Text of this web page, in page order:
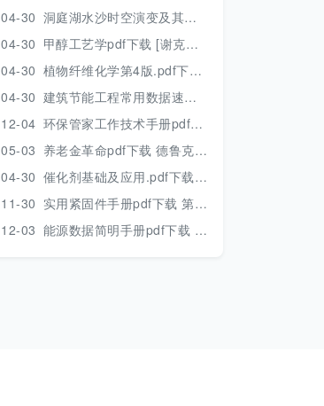
04-30 洞庭湖水沙时空演变及其对水资源安全的影响研究.pdf 胡光伟 著 2017年版
04-30 甲醇工艺学pdf下载 [谢克昌 房鼎业主编] 2010年版
04-30 植物纤维化学第4版.pdf下载 [裴继诚主编] 2012年版
04-30 建筑节能工程常用数据速查手册.pdf下载 [陈慢勤著] 2010年版
12-04 环保管家工作技术手册pdf下载 2019年版
05-03 养老金革命pdf下载 德鲁克 著
04-30 催化剂基础及应用.pdf下载 [季生福 张谦温 赵彬侠编] 2011年版
11-30 实用紧固件手册pdf下载 第三版 2018年版
12-03 能源数据简明手册pdf下载 2017版